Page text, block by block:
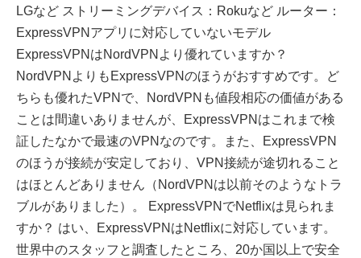
LGなど ストリーミングデバイス：Rokuなど ルーター：
ExpressVPNアプリに対応していないモデル
ExpressVPNはNordVPNより優れていますか？
NordVPNよりもExpressVPNのほうがおすすめです。ど
ちらも優れたVPNで、NordVPNも値段相応の価値がある
ことは間違いありませんが、ExpressVPNはこれまで検
証したなかで最速のVPNなのです。また、ExpressVPN
のほうが接続が安定しており、VPN接続が途切れること
はほとんどありません（NordVPNは以前そのようなトラ
ブルがありました）。 ExpressVPNでNetflixは見られま
すか？ はい、ExpressVPNはNetflixに対応しています。
世界中のスタッフと調査したところ、20か国以上で安全